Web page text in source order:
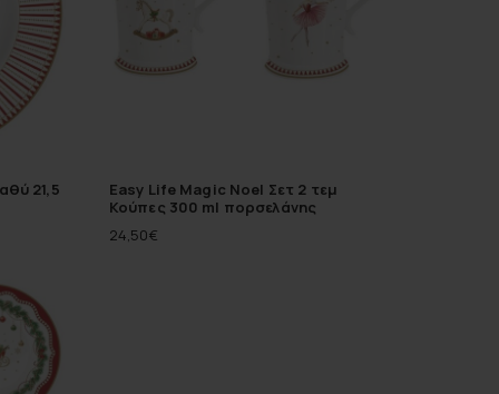
21,5
Easy Life Magic Noel Σετ 2 τεμ
Κούπες 300 ml πορσελάνης
24,50€